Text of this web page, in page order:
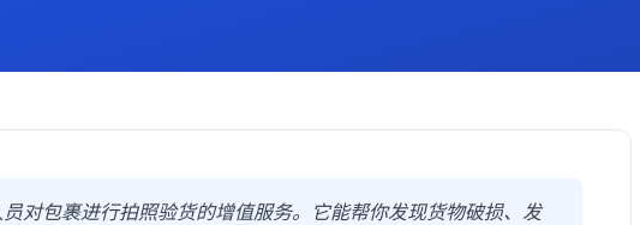
对包裹进行拍照验货的增值服务。它能帮你发现货物破损、发